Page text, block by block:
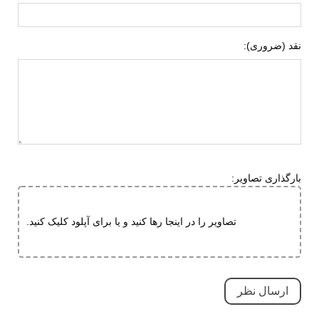
روش اندازه گیری: کفی یکی از کفش های مناسب خود را خارج
مطابقت دهید.
جنس زیره
ای وی ای (EVA)
لاستیک هامتو
تخصصی
قابلیت تطبیق با فرم پا
نحوه بسته شدن
نقد (ضروری):
بارگذاری تصاویر:
تصاویر را در اینجا رها کنید و یا برای آپلود کلیک کنید.